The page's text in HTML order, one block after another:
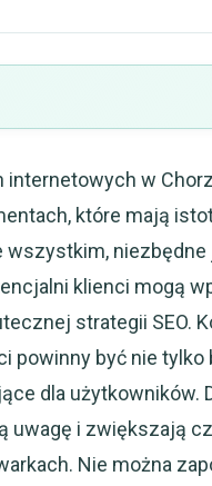
w
które mają
klienci mogą
strategii SEO.
powinny być nie tylko
dla użytkowników.
uwagę i zwiększają
Nie można